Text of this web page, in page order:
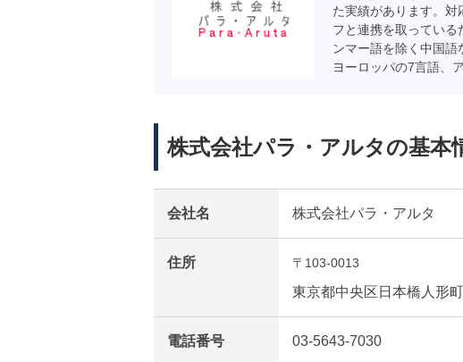
た実績があります。
フと連携を取ってい
ンマー語を除く中国
ヨーロッパの7言語、
株式会社パラ・アルタの基本
会社名 株式会社パラ・アルタ
住所 〒103-0013
東京都中央区日本橋人形
電話番号 03-5643-7030